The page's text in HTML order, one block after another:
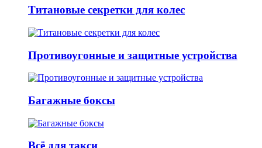
Титановые секретки для колес
Противоугонные и защитные устройства
Багажные боксы